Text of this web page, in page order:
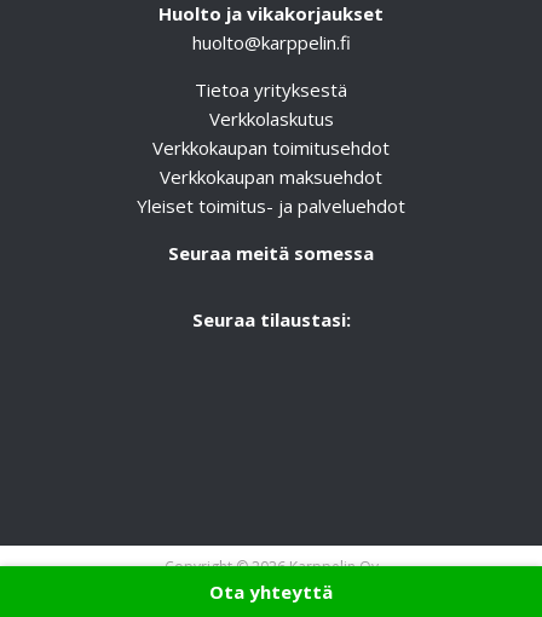
Huolto ja vikakorjaukset
huolto@karppelin.fi
Tietoa yrityksestä
Verkkolaskutus
Verkkokaupan toimitusehdot
Verkkokaupan maksuehdot
Yleiset toimitus- ja palveluehdot
Seuraa meitä somessa
Seuraa tilaustasi:
Copyright © 2026 Karppelin Oy
Tietosuoja|Netello
Ota yhteyttä